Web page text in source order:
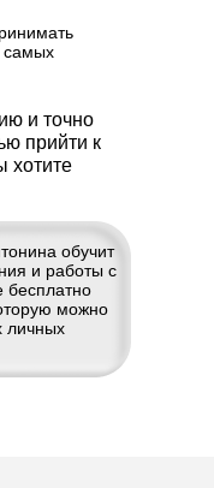
самых
и точно
прийти к
хотите
обучит
и работы с
бесплатно
можно
личных